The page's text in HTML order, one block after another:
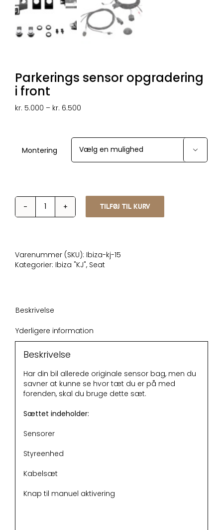
Parkerings sensor opgradering
i front
kr. 5.000 – kr. 6.500
kr. 6.500
Montering

Parkerings
front
antal
TILFØJ TIL KURV
Varenummer (SKU): Ibiza-kj-15
Kategorier: Ibiza "KJ", Seat
Beskrivelse
Yderligere information
Beskrivelse
Har din bil allerede originale sensor bag, men du
savner at kunne se hvor tæt du er på med
forenden, skal du bruge dette sæt.
Sættet indeholder:
Sensorer
Styreenhed
Kabelsæt
Knap til manuel aktivering